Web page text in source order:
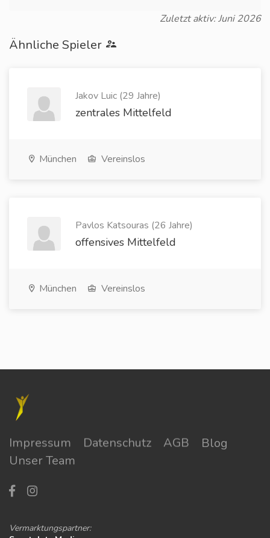
Zuletzt aktiv: Juni 2026
Ähnliche Spieler
Jakov Luic (29 Jahre)
zentrales Mittelfeld
München Vereinslos
Pavlos Katsouras (26 Jahre)
offensives Mittelfeld
München Vereinslos
Impressum Datenschutz AGB
Blog
Unser Team
Vermarktungspartner: